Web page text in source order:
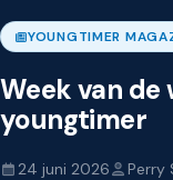
YOUNGTIMER
Week van de
youngtimer
24 juni 2026 Perry